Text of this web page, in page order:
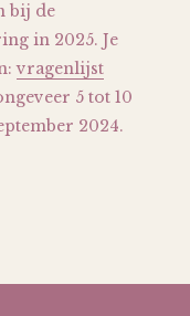
bij de
in 2025. Je
vragenlijst
5 tot 10
2024.